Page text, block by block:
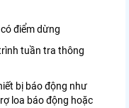
điểm dừng
tuần tra thông
bị báo động như
loa báo động hoặc